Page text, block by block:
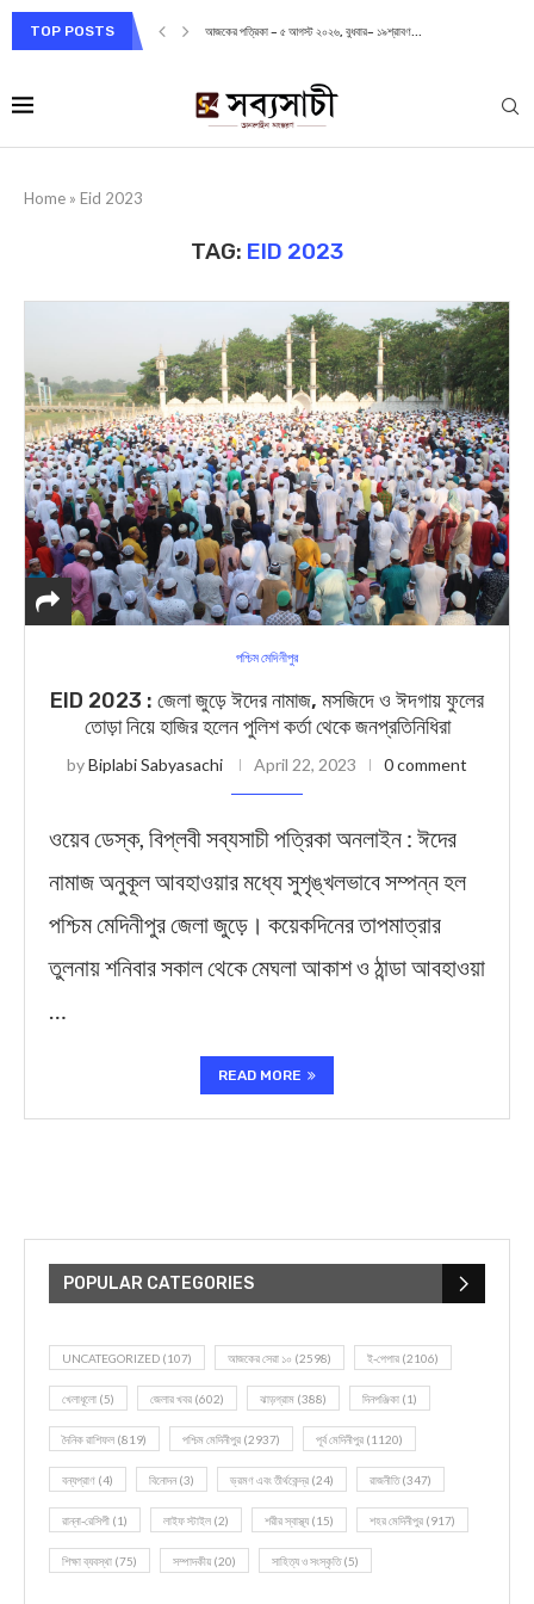
TOP POSTS আজকের পত্রিকা – ৫ আগস্ট ২০২৬, বুধবার– ১৯শ্রাবণ...
Home » Eid 2023
TAG: EID 2023
পশ্চিম মেদিনীপুর
EID 2023 : জেলা জুড়ে ঈদের নামাজ, মসজিদে ও ঈদগায় ফুলের
তোড়া নিয়ে হাজির হলেন পুলিশ কর্তা থেকে জনপ্রতিনিধিরা
byBiplabi Sabyasachi April 22, 2023 0 comment
ওয়েব ডেস্ক, বিপ্লবী সব্যসাচী পত্রিকা অনলাইন : ঈদের
নামাজ অনুকূল আবহাওয়ার মধ্যে সুশৃঙ্খলভাবে সম্পন্ন হল
পশ্চিম মেদিনীপুর জেলা জুড়ে। কয়েকদিনের তাপমাত্রার
তুলনায় শনিবার সকাল থেকে মেঘলা আকাশ ও ঠান্ডা আবহাওয়া
…
READ MORE
POPULAR CATEGORIES
UNCATEGORIZED (107) আজকের সেরা ১০ (2598) ই-পেপার (2106)
খেলাধূলো (5) জেলার খবর (602) ঝাড়গ্রাম (388) দিনপঞ্জিকা (1)
দৈনিক রাশিফল (819) পশ্চিম মেদিনীপুর (2937) পূর্ব মেদিনীপুর (1120)
বন্যপ্রাণ (4) বিনোদন(3) ভ্রমণ এবং তীর্থকেন্দ্র (24) রাজনীতি(347)
রান্না-রেসিপী (1) লাইফ স্টাইল (2) শরীর স্বাস্থ্য (15) শহর মেদিনীপুর (917)
শিক্ষা ব্যবস্থা (75) সম্পাদকীয় (20) সাহিত্য ও সংস্কৃতি(5)